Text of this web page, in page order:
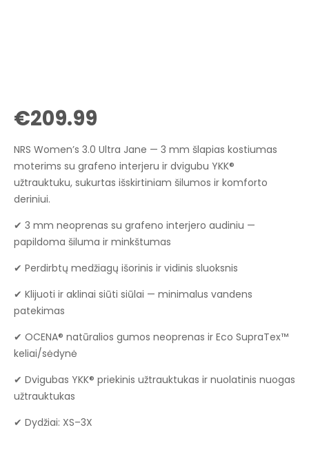
€209.99
NRS Women’s 3.0 Ultra Jane — 3 mm šlapias kostiumas
moterims su grafeno interjeru ir dvigubu YKK®
užtrauktuku, sukurtas išskirtiniam šilumos ir komforto
deriniui.
✔ 3 mm neoprenas su grafeno interjero audiniu —
papildoma šiluma ir minkštumas
✔ Perdirbtų medžiagų išorinis ir vidinis sluoksnis
✔ Klijuoti ir aklinai siūti siūlai — minimalus vandens
patekimas
✔ OCENA® natūralios gumos neoprenas ir Eco SupraTex™
keliai/sėdynė
✔ Dvigubas YKK® priekinis užtrauktukas ir nuolatinis nuogas
užtrauktukas
✔ Dydžiai: XS–3X